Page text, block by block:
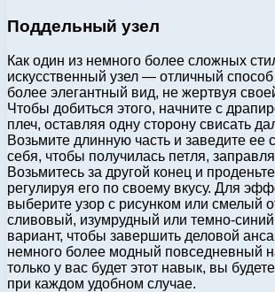
Поддельный узел
Как один из немного более сложных
искусственный узел — отличный
более элегантный вид, не жертвуя
Чтобы добиться этого, начните с
плеч, оставляя одну сторону свисать
Возьмите длинную часть и заведите ее
себя, чтобы получилась петля,
Возьмитесь за другой конец и
регулируя его по своему вкусу. Для
выберите узор с рисунком или смелый
сливовый, изумрудный или темно-
вариант, чтобы завершить деловой
немного более модный повседневный
только у вас будет этот навык, вы
при каждом удобном случае.